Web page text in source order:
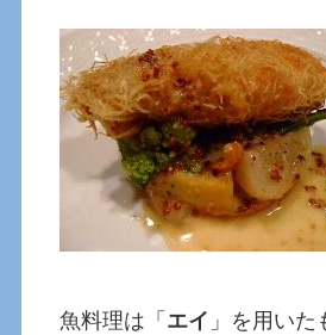
魚料理は「 エイ 」を用いた